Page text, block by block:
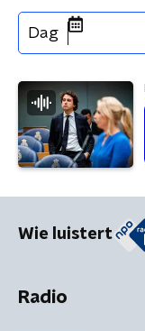
Dag
Wie luistert
Radio